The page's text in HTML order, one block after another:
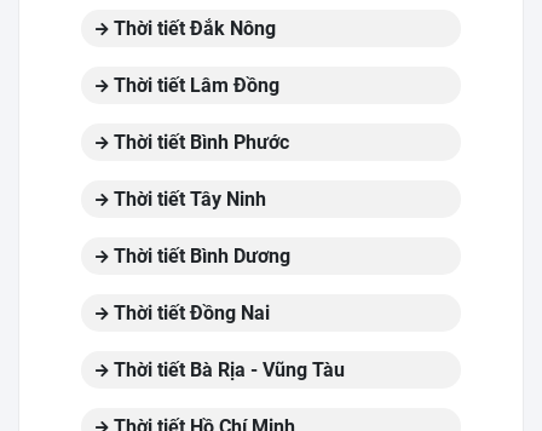
Thời tiết Đắk Nông
Thời tiết Lâm Đồng
Thời tiết Bình Phước
Thời tiết Tây Ninh
Thời tiết Bình Dương
Thời tiết Đồng Nai
Thời tiết Bà Rịa - Vũng Tàu